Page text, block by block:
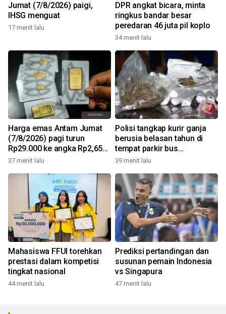
Jumat (7/8/2026) paigi,
IHSG menguat
17 menit lalu
DPR angkat bicara, minta
ringkus bandar besar
peredaran 46 juta pil koplo
34 menit lalu
Harga emas Antam Jumat
(7/8/2026) pagi turun
Rp29.000 ke angka Rp2,650
juta/gr
37 menit lalu
Polisi tangkap kurir ganja
berusia belasan tahun di
tempat parkir bus
Tangerang
39 menit lalu
Mahasiswa FFUI torehkan
prestasi dalam kompetisi
tingkat nasional
44 menit lalu
Prediksi pertandingan dan
susunan pemain Indonesia
vs Singapura
47 menit lalu